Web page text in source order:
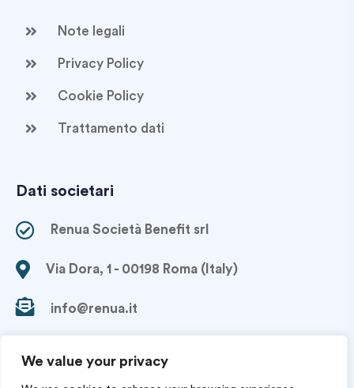
We value your privacy
Note legali
Privacy Policy
Cookie Policy
Trattamento dati
Dati societari
Renua Società Benefit srl
Via Dora, 1 - 00198 Roma (Italy)
info@renua.it